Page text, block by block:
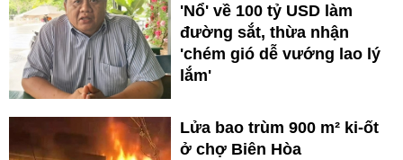
'Nổ' về 100 tỷ USD làm
đường sắt, thừa nhận
'chém gió dễ vướng lao lý
lắm'
Lửa bao trùm 900 m² ki-ốt
ở chợ Biên Hòa